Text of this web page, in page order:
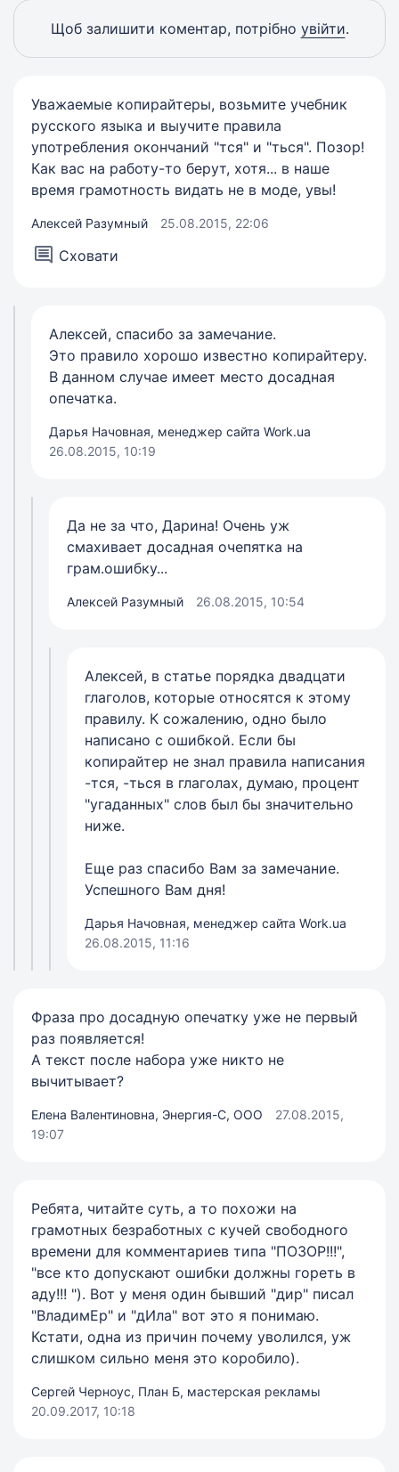
Щоб залишити коментар, потрібно увійти.
Уважаемые копирайтеры, возьмите учебник
русского языка и выучите правила
употребления окончаний "тся" и "ться". Позор!
Как вас на работу-то берут, хотя... в наше
время грамотность видать не в моде, увы!
Алексей Разумный 25.08.2015, 22:06
Сховати
Алексей, спасибо за замечание.
Это правило хорошо известно копирайтеру.
В данном случае имеет место досадная
опечатка.
Дарья Начовная, менеджер сайта Work.ua
26.08.2015, 10:19
Да не за что, Дарина! Очень уж
смахивает досадная очепятка на
грам.ошибку...
Алексей Разумный 26.08.2015, 10:54
Алексей, в статье порядка двадцати
глаголов, которые относятся к этому
правилу. К сожалению, одно было
написано с ошибкой. Если бы
копирайтер не знал правила написания
-тся, -ться в глаголах, думаю, процент
"угаданных" слов был бы значительно
ниже.
Еще раз спасибо Вам за замечание.
Успешного Вам дня!
Дарья Начовная, менеджер сайта Work.ua
26.08.2015, 11:16
Фраза про досадную опечатку уже не первый
раз появляется!
А текст после набора уже никто не
вычитывает?
Елена Валентиновна, Энергия-С, ООО
27.08.2015,
19:07
Ребята, читайте суть, а то похожи на
грамотных безработных с кучей свободного
времени для комментариев типа "ПОЗОР!!!",
"все кто допускают ошибки должны гореть в
аду!!! "). Вот у меня один бывший "дир" писал
"ВладимЕр" и "дИла" вот это я понимаю.
Кстати, одна из причин почему уволился, уж
слишком сильно меня это коробило).
Сергей Черноус, План Б, мастерская рекламы
20.09.2017, 10:18